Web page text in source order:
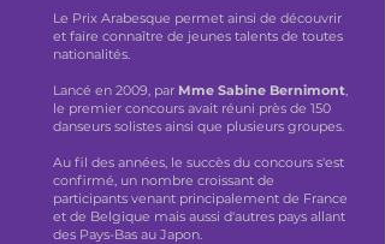
Le Prix Arabesque permet ainsi de découvrir
et faire connaître de jeunes talents de toutes
nationalités.
Lancé en 2009, par Mme Sabine Bernimont,
le premier concours avait réuni près de 150
danseurs solistes ainsi que plusieurs groupes.
Au fil des années, le succès du concours s'est
confirmé, un nombre croissant de
participants venant principalement de France
et de Belgique mais aussi d'autres pays allant
des Pays-Bas au Japon.